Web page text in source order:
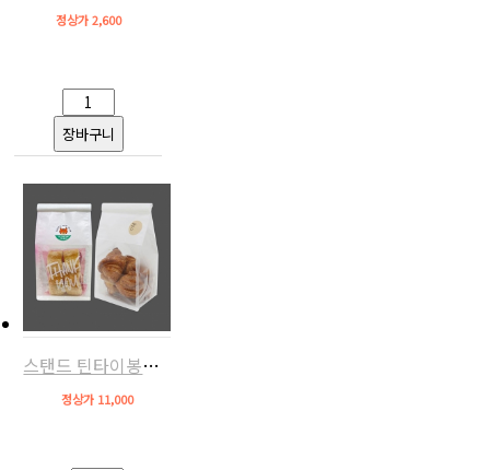
정상가 2,600
스탠드 틴타이봉투130(화이트,50장)
정상가 11,000